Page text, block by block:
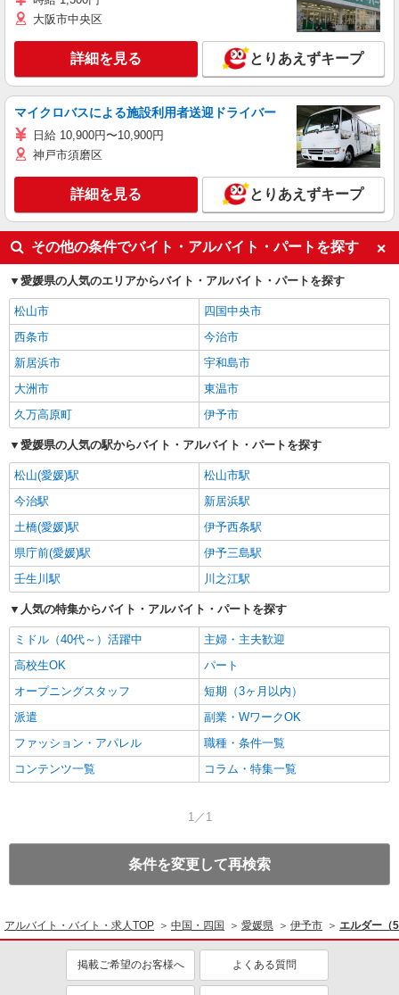
大阪市中央区
詳細を見る とりあえずキープ
マイクロバスによる施設利用者送迎ドライバー
日給 10,900円〜10,900円
神戸市須磨区
詳細を見る とりあえずキープ
その他の条件でバイト・アルバイト・パートを探す
愛媛県の人気のエリアからバイト・アルバイト・パートを探す
松山市
四国中央市
西条市
今治市
新居浜市
宇和島市
大洲市
東温市
久万高原町
伊予市
愛媛県の人気の駅からバイト・アルバイト・パートを探す
松山(愛媛)駅
松山市駅
今治駅
新居浜駅
土橋(愛媛)駅
伊予西条駅
県庁前(愛媛)駅
伊予三島駅
壬生川駅
川之江駅
人気の特集からバイト・アルバイト・パートを探す
ミドル（40代～）活躍中
主婦・主夫歓迎
高校生OK
パート
オープニングスタッフ
短期（3ヶ月以内）
派遣
副業・WワークOK
ファッション・アパレル
職種・条件一覧
コンテンツ一覧
コラム・特集一覧
1／1
条件を変更して再検索
アルバイト・バイト・求人TOP 中国・四国 愛媛県 伊予市 エルダー（
掲載ご希望のお客様へ よくある質問